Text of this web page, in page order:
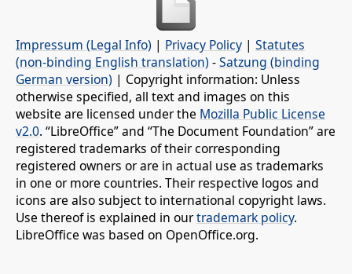
Impressum (Legal Info) | Privacy Policy | Statutes
(non-binding English translation) -Satzung (binding
German version) | Copyright information: Unless
otherwise specified, all text and images on this
website are licensed under the Mozilla Public License
v2.0. “LibreOffice” and “The Document Foundation” are
registered trademarks of their corresponding
registered owners or are in actual use as trademarks
in one or more countries. Their respective logos and
icons are also subject to international copyright laws.
Use thereof is explained in ourtrademark policy.
LibreOffice was based on OpenOffice.org.